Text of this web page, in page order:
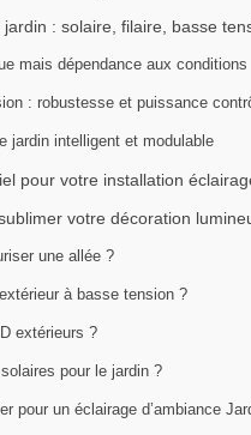
: solaire, filaire, basse
mais dépendance aux conditions
: robustesse et puissance
jardin intelligent et modulable
pour votre installation
votre décoration
une allée ?
à basse tension ?
extérieurs ?
pour le jardin ?
pour un éclairage d’ambiance